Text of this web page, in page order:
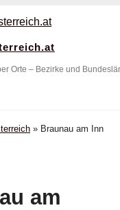
Orte – Bezirke und
» Braunau am Inn
am